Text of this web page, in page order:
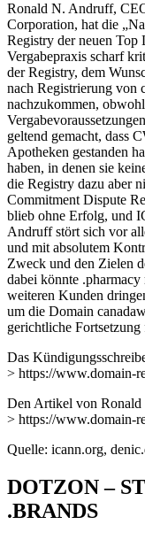
Ronald N. Andruff,
Corporation, hat die
Registry der neuen Top
Vergabepraxis scharf
der Registry, dem
nach Registrierung von
nachzukommen,
geltend gemacht, dass
Apotheken gestanden
haben, in denen sie
die Registry dazu aber
Commitment Dispute
blieb ohne Erfolg, und
Andruff stört sich vor
und mit absolutem
Zweck und den Zielen
dabei könnte
weiteren Kunden
um die Domain
gerichtliche Fortsetzung
Das
> https://www.domain-
Den Artikel von
> https://www.domain-
Quelle: icann.org,
DOTZON –
.BRANDS